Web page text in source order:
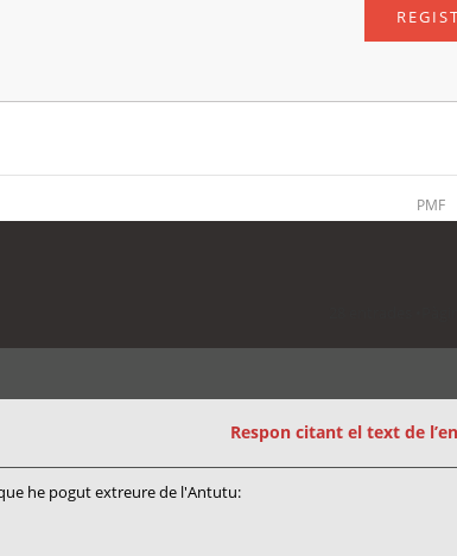
PMF
Respon citant el text de
he pogut extreure de l'Antutu: